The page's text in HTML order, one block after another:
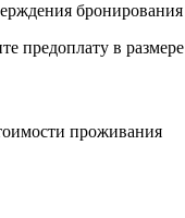
бронирования
предоплату в размере
проживания